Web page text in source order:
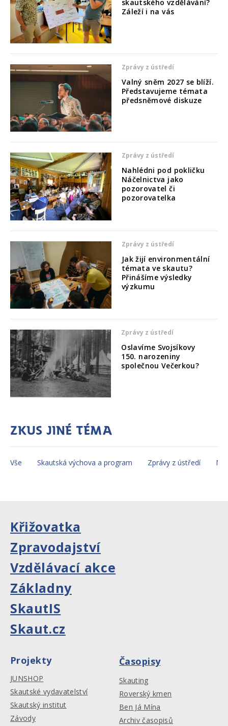
skautského vzdělávání?
Záleží i na vás
Zprávy z ústředí
Valný sněm 2027 se blíží.
Představujeme témata
předsněmové diskuze
Zprávy z ústředí
Nahlédni pod pokličku
Náčelnictva jako
pozorovatel či
pozorovatelka
Zprávy z ústředí
Jak žijí environmentální
témata ve skautu?
Přinášíme výsledky
výzkumu
Zprávy z ústředí
Oslavíme Svojsíkovy
150. narozeniny
společnou Večerkou?
Zkus jiné téma
Vše Skautská výchova a program Zprávy z ústředí
Křižovatka
Zpravodajství
Vzdělávací akce
Základny
SkautIS
Skaut.cz
Projekty
JUNSHOP
Skautské vydavatelství
Skautský institut
Závody
Časopisy
Skauting
Roverský kmen
Ben Já Mína
Archiv časopisů